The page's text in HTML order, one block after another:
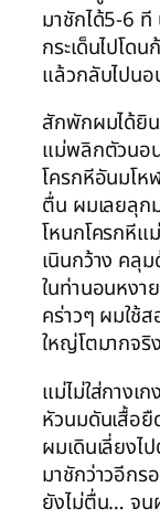
มาชักได้5-6
กระเด็นไปโด
แล้วกลับไปน
สักพักผมได้ยิ
แม่พลิกตัวนอ
โครกหีอันมโห
ตื่น ผมเลยลุก
โหนกโครกหีแ
เนินกว้าง คลุ
ในท่านอนหงา
คร่าวๆ ผมใช้
ใหญ่โตมากจริ
แม่ไม่ใส่กางเ
หัวนมดันเสื้อยื
ผมเดินเลี่ยง
มาชักว่าวอีก
ยังไม่ตื่น… จน